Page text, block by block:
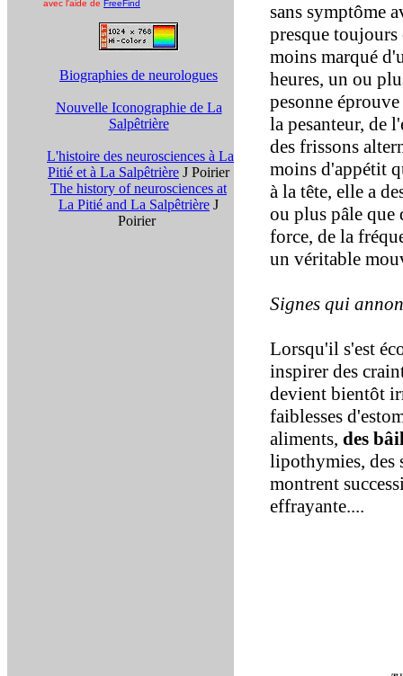
avec l'aide de FreeFind
Biographies de neurologues
Nouvelle Iconographie de La
Salpêtrière
L'histoire des neurosciences à La
Pitié et à La Salpêtrière J Poirier
The history of neurosciences at
La Pitié and La Salpêtrière J
Poirier
sans symptôme
presque toujours
moins marqué
heures, un ou
pesonne
la pesanteur, de
des frissons
moins d'appétit
à la tête, elle a
ou plus pâle que
force, de la
un véritable
Signes qui
Lorsqu'il s'est
inspirer des
devient bientôt
faiblesses
aliments, des
lipothymies, des
montrent
effrayante....